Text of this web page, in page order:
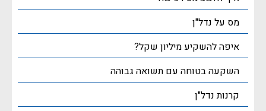
מס על נדל"ן
איפה להשקיע מיליון שקל?
השקעה בטוחה עם תשואה גבוהה
קרנות נדל"ן